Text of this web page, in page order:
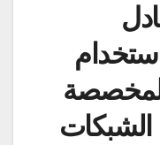
المخصصة